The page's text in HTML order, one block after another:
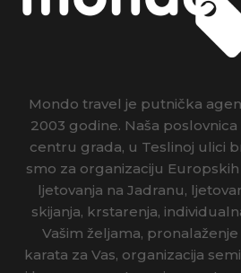
Mondo travel je putnička
2003 godine. Naša
centru grada, u Teslinoj ulici
smo za organizaciju
ljetovanja na Jadranu,
skijanja, krstarenja,
Vašim željama,
karata za Vas, organizacija